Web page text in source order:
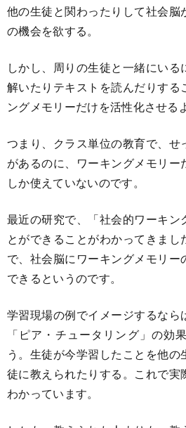
他の生徒と関わったりして社会脳
の機会を欲する。
しかし、周りの生徒と一緒にい
解いたりテキストを読んだりする
ングメモリーだけを活性化させる
つまり、クラス単位の教育で、せ
があるのに、ワーキングメモリー
しか使えていないのです。
最近の研究で、「社会的ワーキン
とができることがわかってきまし
で、社会脳にワーキングメモリ
できるというのです。
学習現場の例でイメージするなら
「ピア・チュータリング」の効
う。生徒が今学習したことを他
徒に教えられたりする。これで
わかっています。